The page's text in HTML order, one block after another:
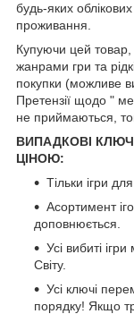
будь-яких
проживання.
Купуючи цей товар,
жанрами гри та
покупки (можливе
Претензії щодо "
не приймаються,
ВИПАДКОВІ
ЦІНОЮ:
Тільки ігри
Асортимент
доповнюється.
Усі вибиті
Світу.
Усі ключі
порядку! Якщо